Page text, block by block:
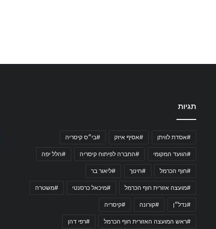
תגיות
#אסדת לוויתן #אסיף איזק #בי״ס קיסריה
#הוועד המקומי #החברה לפיתוח קיסריה #הלל יפה
#חוף הכרמל #חינוך #ליאור בר
#מועצה אזורית חוף הכרמל #מיכאל כרסנטי #משטרה
#נדל״ן #קורונה #קיסריה
#ראש המועצה האזורית חוף הכרמל #רפי דהן